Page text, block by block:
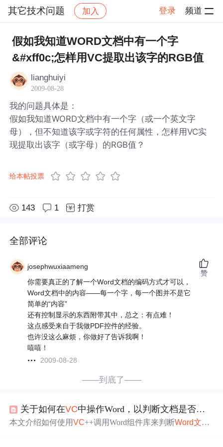
其它技术问题 加入 登录 频道
社区 其它技术问题 帖子详情
假如我知道WORD文档中有一个字
&#xff0c;怎样用VC提取出该字的RGB值
lianghuiyi
2009-08-28
我的问题具体是：
假如我知道WORD文档中有一个字（或一个英文字
母），但不知道该字或字符的任何属性，怎样用VC实
现提取出该字（或字母）的RGB值？
给本帖投票
143 1 打赏
全部评论
josephwuxiaameng
你需要真正的了解一个Word文档的编码方式才可以，
Word文档中的内容——每一个字，每一个图并不是它
简单的“内容”
还有控制显示的东西附带其中，总之：有点难！
这点感受来自于我做PDF控件的经验。
也许没这么麻烦，你做好了告诉我啊！
嘻嘻！
2009-08-28
赞
——到底了——
关于如何在VC中操作Word，以判断文档是否加密
本文介绍如何使用VC++调用Word组件库来判断Word文档